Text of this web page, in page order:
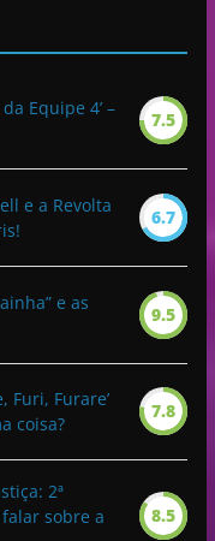
Equipe 4’ –
7.5
e a Revolta
6.7
e as
9.5
Furi, Furare’
coisa?
7.8
2ª
sobre a
8.5